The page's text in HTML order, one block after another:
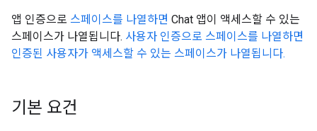
앱 인증으로 스페이스를 나열하면 Chat 앱이 액세스할 수 있는
스페이스가 나열됩니다. 사용자 인증으로 스페이스를 나열하면
인증된 사용자가 액세스할 수 있는 스페이스가 나열됩니다.
기본 요건